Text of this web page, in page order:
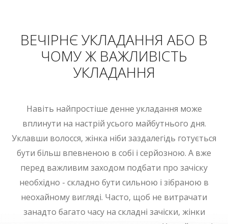
ВЕЧІРНЄ УКЛАДАННЯ АБО В
ЧОМУ Ж ВАЖЛИВІСТЬ
УКЛАДАННЯ
Навіть найпростіше денне укладання може
вплинути на настрій усього майбутнього дня.
Уклавши волосся, жінка ніби заздалегідь готується
бути більш впевненою в собі і серйозною. А вже
перед важливим заходом подбати про зачіску
необхідно - складно бути сильною і зібраною в
неохайному вигляді. Часто, щоб не витрачати
занадто багато часу на складні зачіски, жінки